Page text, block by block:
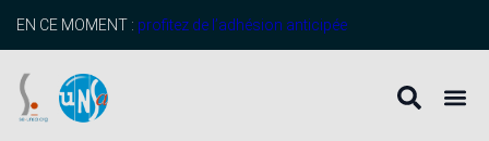
principal
EN CE MOMENT : profitez de l’adhésion anticipée